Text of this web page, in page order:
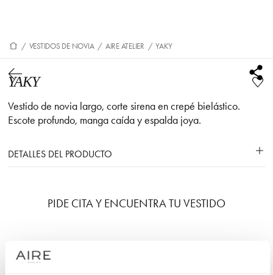
/ VESTIDOS DE NOVIA / AIRE ATELIER / YAKY
YAKY
Vestido de novia largo, corte sirena en crepé bielástico.
Escote profundo, manga caída y espalda joya.
DETALLES DEL PRODUCTO
PIDE CITA Y ENCUENTRA TU VESTIDO